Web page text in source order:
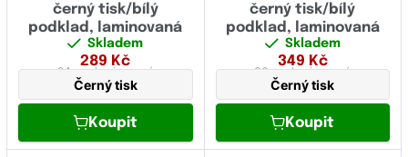
černý tisk/bílý
podklad, laminovaná
Skladem
289 Kč
24 mmlaminovaná
Černý tisk
Koupit
černý tisk/bílý
podklad, laminovaná
Skladem
349 Kč
36 mmlaminovaná
Černý tisk
Koupit